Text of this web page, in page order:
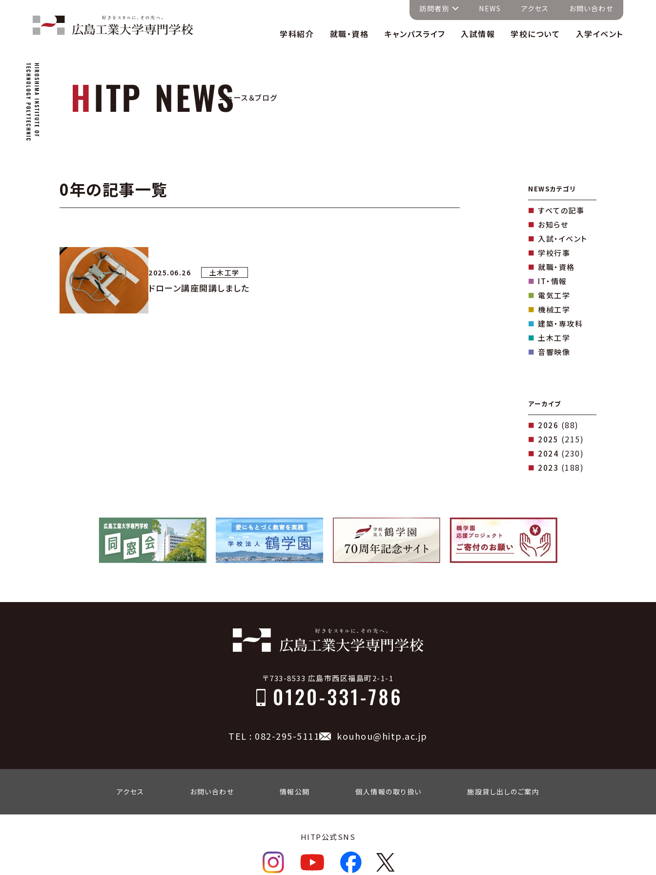
訪問者別 NEWS アクセス お問い合わせ
学科紹介 就職・資格 キャンパスライフ 入試情報 学校について 入学イベント
ニュース＆ブログ
0年の記事一覧
2025.06.26 土木工学
ドローン講座開講しました
NEWSカテゴリ
すべての記事
お知らせ
入試・イベント
学校行事
就職・資格
IT・情報
電気工学
機械工学
建築・専攻科
土木工学
音響映像
アーカイブ
2026 (88)
2025 (215)
2024 (230)
2023 (188)
〒733-8533 広島市西区福島町2-1-1
TEL : 082-295-5111 kouhou@hitp.ac.jp
アクセス お問い合わせ 情報公開 個人情報の取り扱い 施設貸し出しのご案内
HITP公式SNS